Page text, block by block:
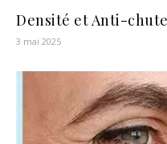
Densité et Anti-
3 mai 2025